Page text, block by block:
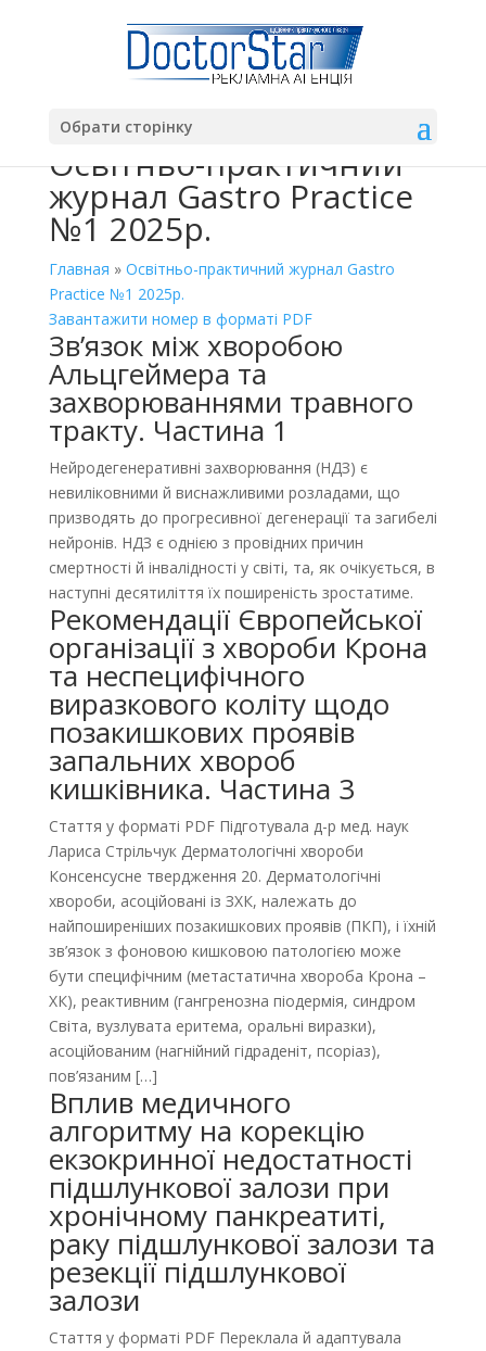
Обрати сторінку
Освітньо-практичний
журнал Gastro Practice
№1 2025р.
Главная » Освітньо-практичний журнал Gastro
Practice №1 2025р.
Завантажити номер в форматі PDF
Зв’язок між хворобою
Альцгеймера та
захворюваннями травного
тракту. Частина 1
Нейродегенеративні захворювання (НДЗ) є
невиліковними й виснажливими розладами, що
призводять до прогресивної дегенерації та загибелі
нейронів. НДЗ є однією з провідних причин
смертності й інвалідності у світі, та, як очікується, в
наступні десятиліття їх поширеність зростатиме.
Рекомендації Європейської
організації з хвороби Крона
та неспецифічного
виразкового коліту щодо
позакишкових проявів
запальних хвороб
кишківника. Частина 3
Стаття у форматі PDF Підготувала д-р мед. наук
Лариса Стрільчук Дерматологічні хвороби
Консенсусне твердження 20. Дерматологічні
хвороби, асоційовані із ЗХК, належать до
найпоширеніших позакишкових проявів (ПКП), і їхній
зв’язок з фоновою кишковою патологією може
бути специфічним (метастатична хвороба Крона –
ХК), реактивним (гангренозна піодермія, синдром
Світа, вузлувата еритема, оральні виразки),
асоційованим (нагнійний гідраденіт, псоріаз),
пов’язаним […]
Вплив медичного
алгоритму на корекцію
екзокринної недостатності
підшлункової залози при
хронічному панкреатиті,
раку підшлункової залози та
резекції підшлункової
залози
Стаття у форматі PDF Переклала й адаптувала